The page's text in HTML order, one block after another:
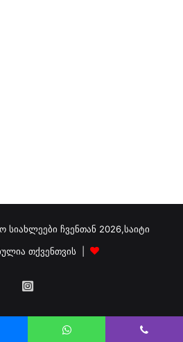
სიახლეები ჩვენთან 2026,საიტი
თქვენთვის |
გამოგვიწერეთ
ინსტაგრამზე